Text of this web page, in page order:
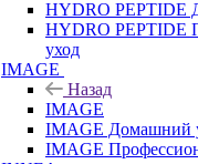
HYDRO PEPTIDE
HYDRO PEPTIDE
уход
IMAGE
Назад
IMAGE
IMAGE Домашний
IMAGE